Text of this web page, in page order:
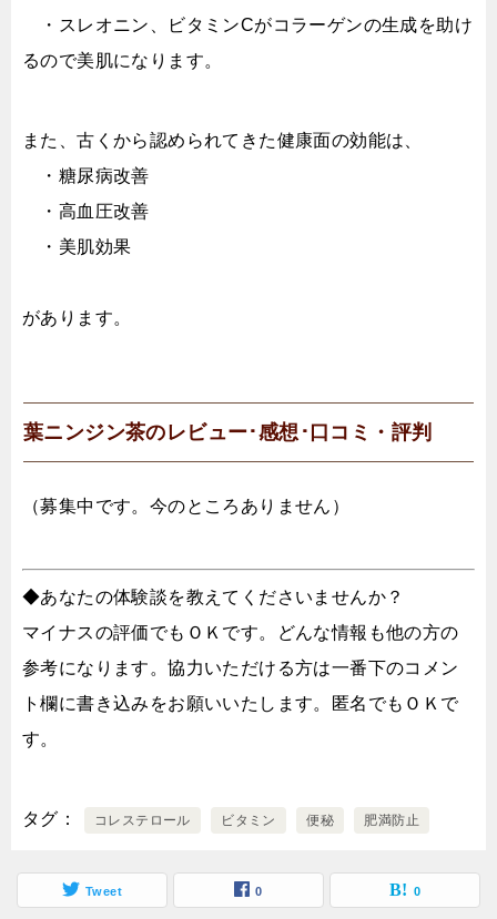
・スレオニン、ビタミンCがコラーゲンの生成を助け
るので美肌になります。
また、古くから認められてきた健康面の効能は、
・糖尿病改善
・高血圧改善
・美肌効果
があります。
葉ニンジン茶のレビュー･感想･口コミ・評判
（募集中です。今のところありません）
◆あなたの体験談を教えてくださいませんか？
マイナスの評価でもＯＫです。どんな情報も他の方の
参考になります。協力いただける方は一番下のコメン
ト欄に書き込みをお願いいたします。匿名でもＯＫで
す。
タグ コレステロール ビタミン 便秘 肥満防止
Tweet 0 0